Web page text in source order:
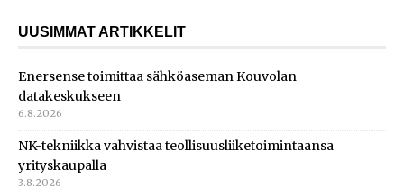
UUSIMMAT ARTIKKELIT
Enersense toimittaa sähköaseman Kouvolan
datakeskukseen
6.8.2026
NK-tekniikka vahvistaa teollisuusliiketoimintaansa
yrityskaupalla
3.8.2026